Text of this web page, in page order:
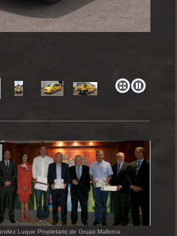
Luque Propietario de Gruas Mallorca